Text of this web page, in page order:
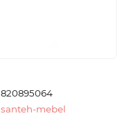
820895064
santeh-mebel